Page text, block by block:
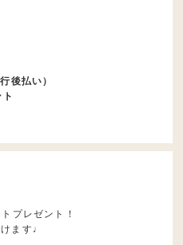
後払い）
プレゼント！
ます♩